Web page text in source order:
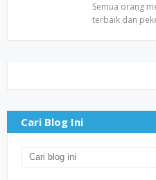
Semua orang
terbaik dan
Cari Blog Ini